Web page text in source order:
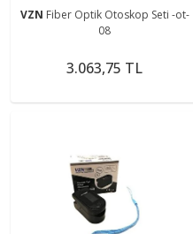
VZN Fiber Optik Otoskop Seti -ot-
08
3.063,75 TL